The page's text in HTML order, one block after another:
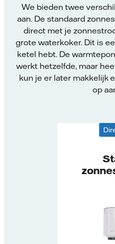
We bieden twee
aan. De standaard
direct met je
grote waterkoker. Dit is
ketel hebt. De
werkt hetzelfde, maar
kun je er later makkelijk
op